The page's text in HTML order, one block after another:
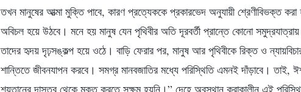
তখন মানুষের আত্মা মুক্তি পাবে, কারণ প্রত্যেককে প্রকারভেদ অনুযায়ী শ্রেণীবিভক্ত
অবিচল হয়ে উঠবে। মনে হয় মানুষ যেন পৃথিবীর অতি দূরবর্তী প্রান্তে কোনো
তাদের হৃদয় দৃঢ়সঙ্কল্প হয়ে ওঠে। বাড়ি ফেরার পর, মানুষ আর পৃথিবীকে রিক্ত ও
শান্তিতে জীবনযাপন করবে। সমগ্র মানবজাতির মধ্যে পরিস্থিতি এমনই দাঁড়াবে। তাই,
শয়তানের দাসত্ব থেকে মুক্ত করতে সক্ষম হয়নি।” দেহে অবস্থান করাকালীন এই